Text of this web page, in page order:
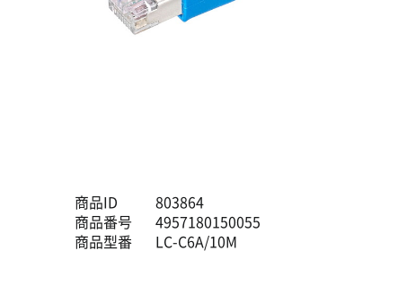
商品ID
803864
商品番号
4957180150055
商品型番
LC-C6A/10M